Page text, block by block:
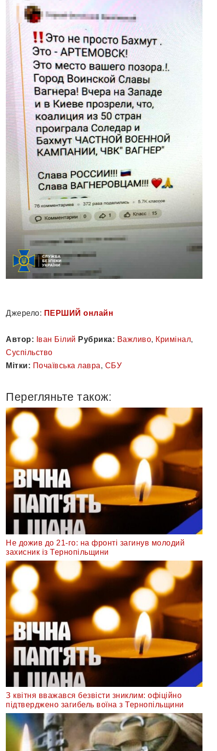
Джерело: ПЕРШИЙ онлайн
Автор: Іван Білий Рубрика: Важливо, Кримінал,
Суспільство
Мітки: Почаївська лавра, СБУ
Перегляньте також:
Не дожив до 21-го: на фронті загинув молодий
захисник із Тернопільщини
З квітня вважався безвісти зниклим: офіційно
підтверджено загибель воїна з Тернопільщини